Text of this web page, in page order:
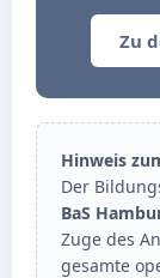
Zu
Hinweis
Der
BaS
Zuge des
gesamte